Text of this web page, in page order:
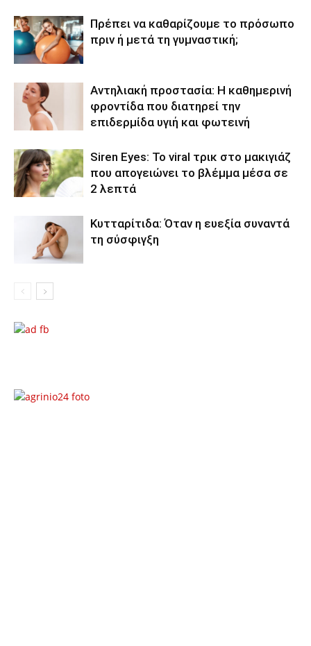
Πρέπει να καθαρίζουμε το πρόσωπο
πριν ή μετά τη γυμναστική;
Αντηλιακή προστασία: Η καθημερινή
φροντίδα που διατηρεί την
επιδερμίδα υγιή και φωτεινή
Siren Eyes: Το viral τρικ στο μακιγιάζ
που απογειώνει το βλέμμα μέσα σε
2 λεπτά
Κυτταρίτιδα: Όταν η ευεξία συναντά
τη σύσφιγξη